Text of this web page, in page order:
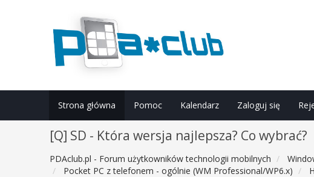
Strona główna Pomoc Kalendarz Zaloguj się
[Q] SD - Która wersja najlepsza? Co wybrać?
PDAclub.pl - Forum użytkowników technologii mobilnych
Pocket PC z telefonem - ogólnie (WM Professional/WP6.x)